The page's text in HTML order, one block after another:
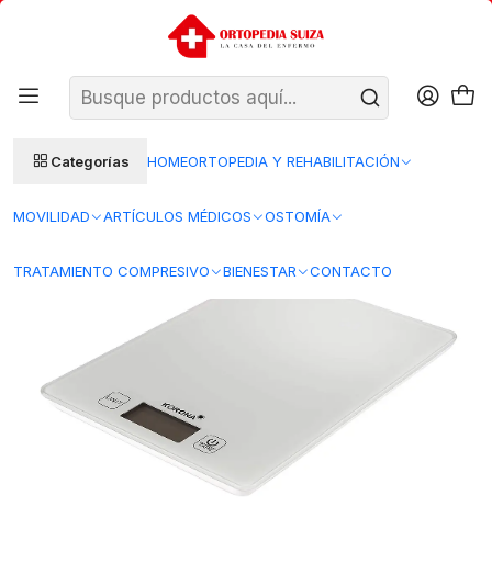
Categorías HOMEORTOPEDIA Y REHABILITACIÓN
MOVILIDAD ARTÍCULOS MÉDICOS OSTOMÍA
TRATAMIENTO COMPRESIVO BIENESTAR CONTACTO
SANTIAGO: ENTREGA AL DÍA HÁBIL SIGUIENTE (L–V)
REGIONES 48–72 HORAS HÁBILES
Bienestar Diagnóstico y monitoreo
Control del peso corporal
70245 - Báscula (Balanza) de Cocina Digital Korona Thea